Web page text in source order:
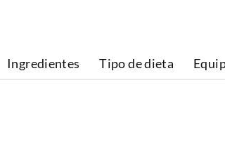
Ingredientes Tipo de dieta